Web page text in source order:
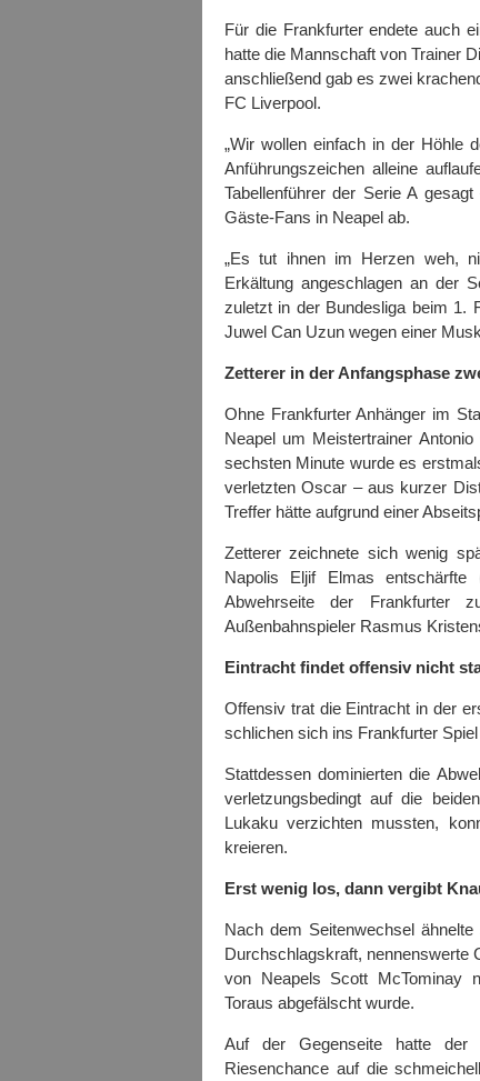
Für die Frankfurter endete auch
hatte die Mannschaft von Trainer
anschließend gab es zwei
FC Liverpool.
„Wir wollen einfach in der Höhle
Anführungszeichen alleine
Tabellenführer der Serie A
Gäste-Fans in Neapel ab.
„Es tut ihnen im Herzen weh,
Erkältung angeschlagen an der
zuletzt in der Bundesliga beim 1.
Juwel Can Uzun wegen einer
Zetterer in der Anfangsphase
Ohne Frankfurter Anhänger im
Neapel um Meistertrainer
sechsten Minute wurde es
verletzten Oscar – aus kurzer
Treffer hätte aufgrund einer
Zetterer zeichnete sich wenig
Napolis Eljif Elmas
Abwehrseite der Frankfurter
Außenbahnspieler Rasmus
Eintracht findet offensiv nicht
Offensiv trat die Eintracht in der
schlichen sich ins Frankfurter
Stattdessen dominierten die
verletzungsbedingt auf die
Lukaku verzichten mussten,
kreieren.
Erst wenig los, dann vergibt
Nach dem Seitenwechsel
Durchschlagskraft, nennenswerte
von Neapels Scott McTominay
Toraus abgefälscht wurde.
Auf der Gegenseite hatte der
Riesenchance auf die